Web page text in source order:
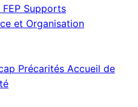
Supports
et Organisation
Précarités Accueil de